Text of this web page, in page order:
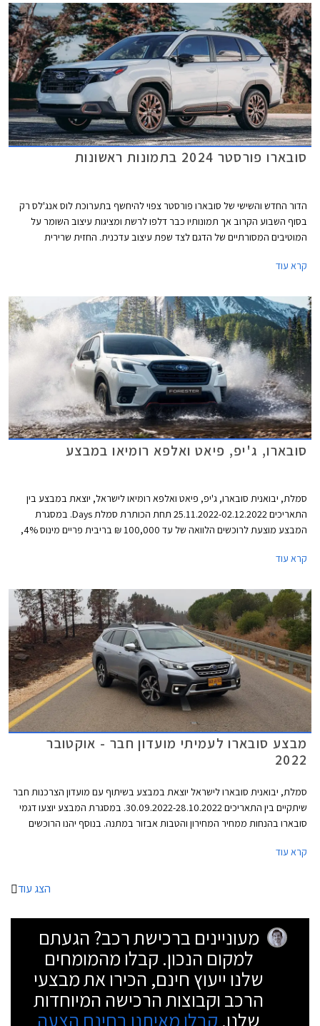
סובארו פורסטר 2024 בתמונות ראשונות
הדור החדש והשישי של סובארו פורסטר צפוי להיחשף בתערוכת לוס אנג'לס רק
בסוף השבוע הקרוב אך תמונותיו כבר דלפו לרשת ומציגות עיצוב השומר על
המוטיבים המסורתיים של הדגם לצד שפת עיצוב עדכנית. החזית שרירית
הנראות כאילו הן מפוצלות. הפגוש מציג עיצוב נקי יחסית עם עיטור דמוי מגלש
קרא עוד
סובארו, ג'יפ, פיאט ואלפא רומיאו במבצע
סמלת, יבואנית סובארו, ג'יפ, פיאט ואלפא רומיאו לישראל, יוצאת במבצע בין
התאריכים 25.11.2022-02.12.2022 תחת הכותרת סמלת Days. במסגרת
המבצע מוצעת לרוכשים הלוואה של עד 100,000 ₪ בריבית פריים מינוס 4%,
וכוללים עמלת הקמה בסך 1.5% ממחיר הרכב ודמי משכון ושעבוד בסך 350 ₪,
שניהם בצירוף מע"מ.
קרא עוד
מבצע סובארו לעמיתי מועדון חבר - אוקטובר
2022
סמלת, יבואנית סובארו לישראל יוצאת במבצע בשיתוף עם מועדון הצרכנות חבר
שיתקיים בין התאריכים 30.09.2022-28.10.2022. במסגרת המבצע יוצעו דגמי
סובארו בהנחות ממחיר המחירון והטבות אבזור במתנה. בנוסף יהנו הרוכשים
קרא עוד
הצג עוד
מעוניינים ברכישת רכב? הגעתם
למקום הנכון. קבלו מהמומחים
שלנו ייעוץ חינם, הכירו את מבצעי
הרכב וקבוצות הרכישה המיוחדות
שלנו. קבלו מאיתנו בחינם הצעה